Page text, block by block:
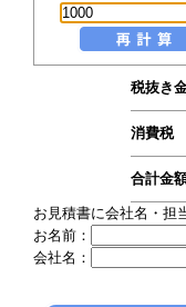
税抜き
消費税
合計金
お見積書に会社名・担
お名前：
会社名：